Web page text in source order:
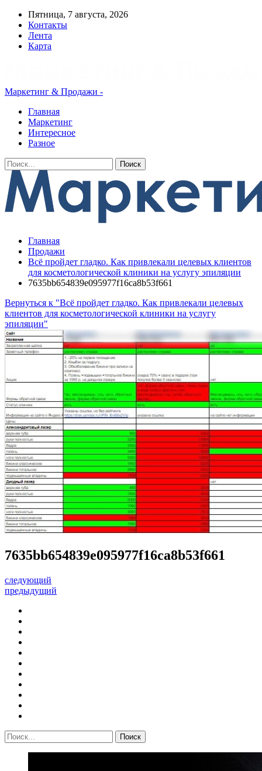
Пятница, 7 августа, 2026
Контакты
Лента
Карта
Маркетинг & Продажи -
Главная
Маркетинг
Интересное
Разное
Главная
Продажи
Всё пройдет гладко. Как привлекали целевых клиентов
для косметологической клиники на услугу эпиляции
7635bb654839e095977f16ca8b53f661
Вернуться к "Всё пройдет гладко. Как привлекали целевых
клиентов для косметологической клиники на услугу
эпиляции"
7635bb654839e095977f16ca8b53f661
следующий
предыдущий